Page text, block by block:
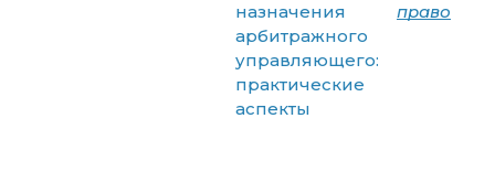
назначения
арбитражного
управляющего:
практические
аспекты
право